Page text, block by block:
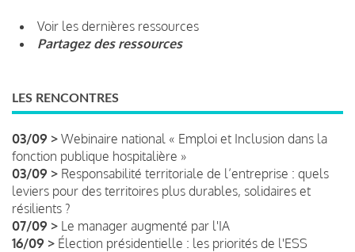
Voir les dernières ressources
Partagez des ressources
LES RENCONTRES
03/09 > Webinaire national « Emploi et Inclusion dans la
fonction publique hospitalière »
03/09 > Responsabilité territoriale de l’entreprise : quels
leviers pour des territoires plus durables, solidaires et
résilients ?
07/09 > Le manager augmenté par l'IA
16/09 > Élection présidentielle : les priorités de l'ESS